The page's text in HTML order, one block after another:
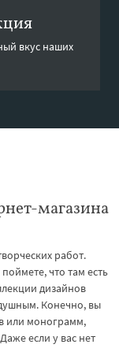
вкус наших
магазина
работ.
что там есть
дизайнов
Конечно, вы
или монограмм,
если у вас нет